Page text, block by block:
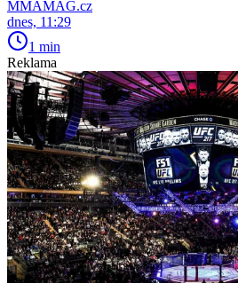
MMAMAG.cz
dnes, 11:29
1 min
Reklama